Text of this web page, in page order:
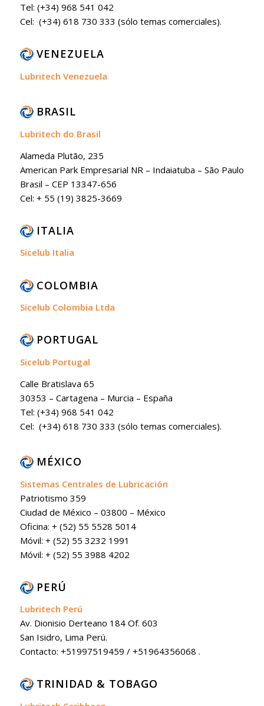
Tel: (+34) 968 541 042
Cel: (+34) 618 730 333 (sólo temas comerciales).
VENEZUELA
Lubritech Venezuela
BRASIL
Lubritech do Brasil
Alameda Plutão, 235
American Park Empresarial NR – Indaiatuba – São Paulo
Brasil – CEP 13347-656
Cel: + 55 (19) 3825-3669
ITALIA
Sicelub Italia
COLOMBIA
Sicelub Colombia Ltda
PORTUGAL
Sicelub Portugal
Calle Bratislava 65
30353 – Cartagena – Murcia – España
Tel: (+34) 968 541 042
Cel: (+34) 618 730 333 (sólo temas comerciales).
MÉXICO
Sistemas Centrales de Lubricación
Patriotismo 359
Ciudad de México – 03800 – México
Oficina: + (52) 55 5528 5014
Móvil: + (52) 55 3232 1991
Móvil: + (52) 55 3988 4202
PERÚ
Lubritech Perú
Av. Dionisio Derteano 184 Of. 603
San Isidro, Lima Perú.
Contacto: +51997519459 / +51964356068 .
TRINIDAD & TOBAGO